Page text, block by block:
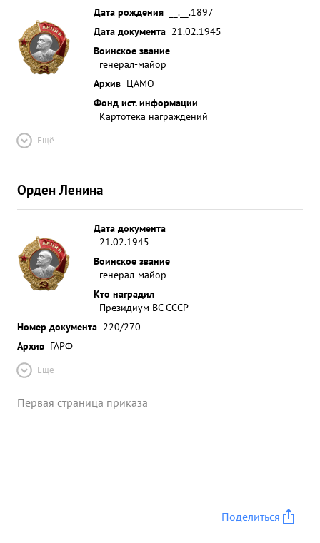
Дата рождения
__.__.1897
Дата документа 21.02.1945
Воинское звание
генерал-майор
Архив ЦАМО
Фонд ист. информации
Картотека награждений
Ещё
Орден Ленина
Дата документа
21.02.1945
Воинское звание
генерал-майор
Кто наградил
Президиум ВС СССР
Номер документа 220/270
Архив ГАРФ
Ещё
Первая страница приказа
Поделиться